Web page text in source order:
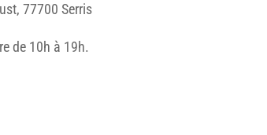
77700 Serris
de 10h à 19h.